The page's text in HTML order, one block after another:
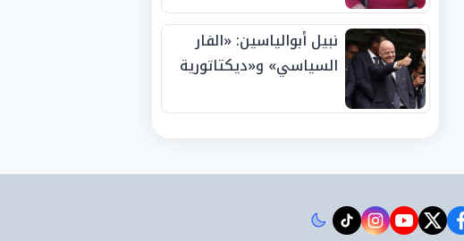
الجوائز منذ الصغر
نبيل أبوالياسين: «الفار
السياسي» و«ديكتاتورية
الفيفا».. وإقالة
facebook
twitter
youtube
instagram
tiktok